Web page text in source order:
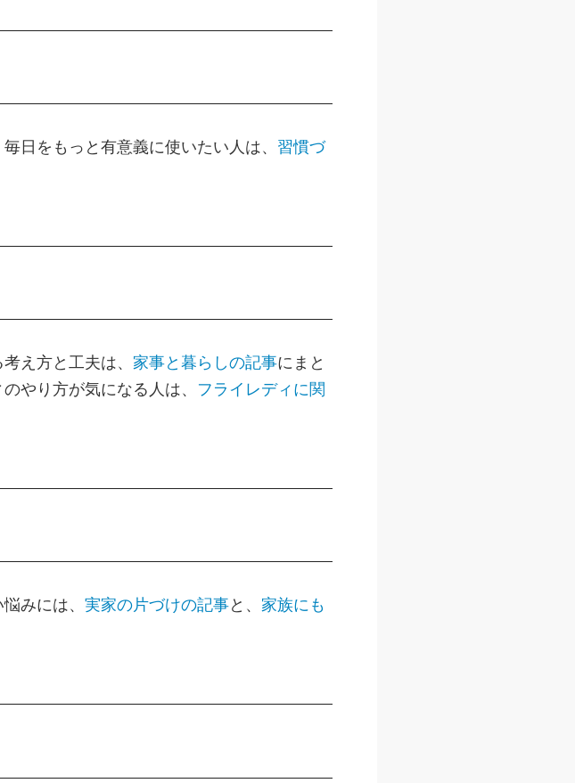
日をもっと有意義に使いたい人は、 習慣づ
え方と工夫は、 家事と暮らしの記事にまと
やり方が気になる人は、 フライレディに関
みには、 実家の片づけの記事と、 家族にも